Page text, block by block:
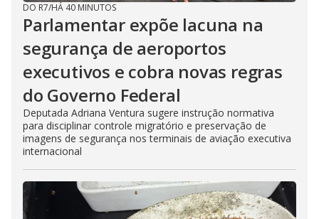
DO R7/HÁ 40 MINUTOS
Parlamentar expõe lacuna na
segurança de aeroportos
executivos e cobra novas regras
do Governo Federal
Deputada Adriana Ventura sugere instrução normativa
para disciplinar controle migratório e preservação de
imagens de segurança nos terminais de aviação executiva
internacional